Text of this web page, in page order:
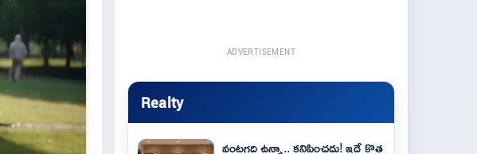
ADVERTISEMENT
Realty
వంటగది ఉన్నా.. కనిపించదు! ఇదే కొత్త